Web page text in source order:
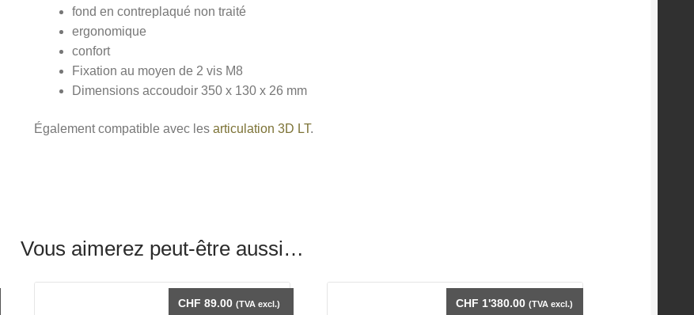
fond en contreplaqué non traité
ergonomique
confort
Fixation au moyen de 2 vis M8
Dimensions accoudoir 350 x 130 x 26 mm
Également compatible avec lesarticulation 3D LT.
Vous aimerez peut-être aussi…
CHF 89.00 (TVA excl.) CHF 1'380.00 (TVA excl.)